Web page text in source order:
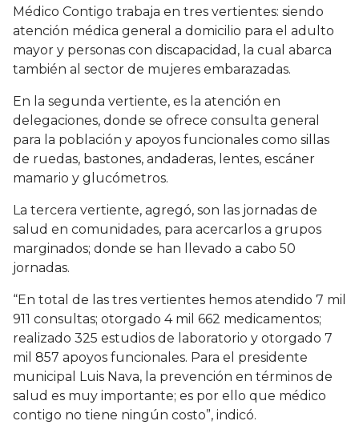
Médico Contigo trabaja en tres vertientes: siendo
atención médica general a domicilio para el adulto
mayor y personas con discapacidad, la cual abarca
también al sector de mujeres embarazadas.
En la segunda vertiente, es la atención en
delegaciones, donde se ofrece consulta general
para la población y apoyos funcionales como sillas
de ruedas, bastones, andaderas, lentes, escáner
mamario y glucómetros.
La tercera vertiente, agregó, son las jornadas de
salud en comunidades, para acercarlos a grupos
marginados; donde se han llevado a cabo 50
jornadas.
“En total de las tres vertientes hemos atendido 7 mil
911 consultas; otorgado 4 mil 662 medicamentos;
realizado 325 estudios de laboratorio y otorgado 7
mil 857 apoyos funcionales. Para el presidente
municipal Luis Nava, la prevención en términos de
salud es muy importante; es por ello que médico
contigo no tiene ningún costo”, indicó.